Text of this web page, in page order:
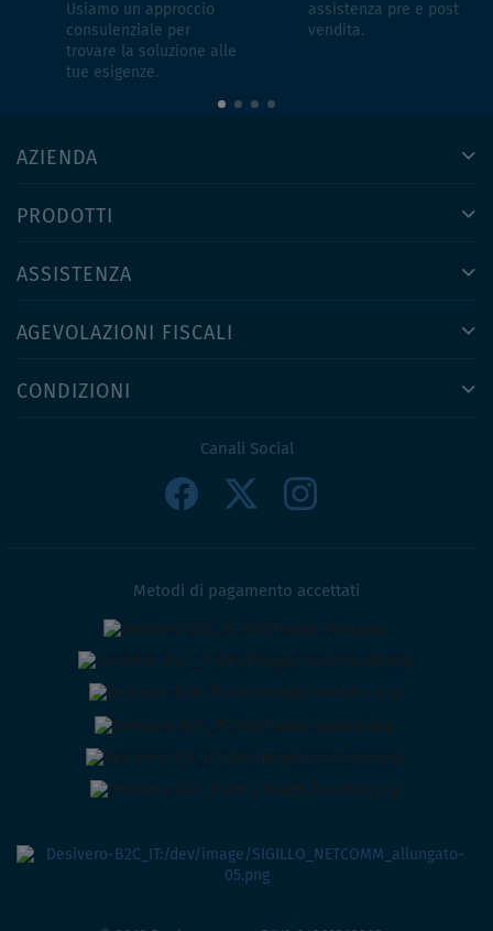
Usiamo un approccio
consulenziale per
trovare la soluzione alle
tue esigenze.
assistenza pre e post
vendita.
AZIENDA
PRODOTTI
ASSISTENZA
AGEVOLAZIONI FISCALI
CONDIZIONI
Canali Social
Metodi di pagamento accettati